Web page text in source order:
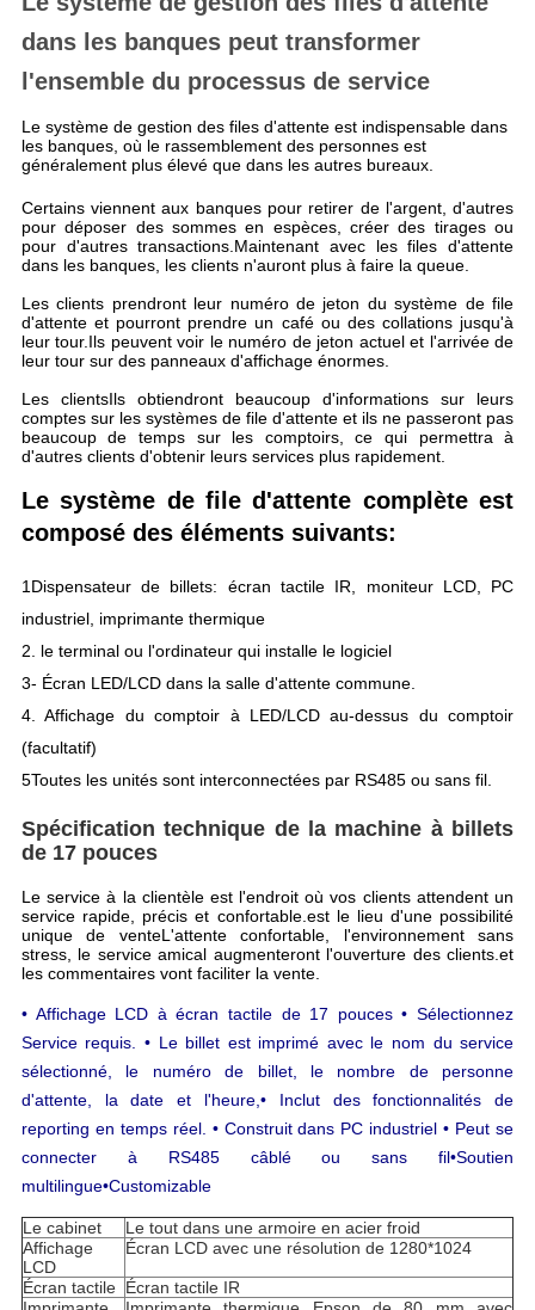
dans les banques peut transformer
l'ensemble du processus de service
Le système de gestion des files d'attente est indispensable dans
les banques, où le rassemblement des personnes est
généralement plus élevé que dans les autres bureaux.
Certains viennent aux banques pour retirer de l'argent, d'autres
pour déposer des sommes en espèces, créer des tirages ou
pour d'autres transactions.Maintenant avec les files d'attente
dans les banques, les clients n'auront plus à faire la queue.
Les clients prendront leur numéro de jeton du système de file
d'attente et pourront prendre un café ou des collations jusqu'à
leur tour.Ils peuvent voir le numéro de jeton actuel et l'arrivée de
leur tour sur des panneaux d'affichage énormes.
Les clientsIls obtiendront beaucoup d'informations sur leurs
comptes sur les systèmes de file d'attente et ils ne passeront pas
beaucoup de temps sur les comptoirs, ce qui permettra à
d'autres clients d'obtenir leurs services plus rapidement.
Le système de file d'attente complète est
composé des éléments suivants:
1Dispensateur de billets: écran tactile IR, moniteur LCD, PC
industriel, imprimante thermique
2. le terminal ou l'ordinateur qui installe le logiciel
3- Écran LED/LCD dans la salle d'attente commune.
4. Affichage du comptoir à LED/LCD au-dessus du comptoir
(facultatif)
5Toutes les unités sont interconnectées par RS485 ou sans fil.
Spécification technique de la machine à billets
de 17 pouces
Le service à la clientèle est l'endroit où vos clients attendent un
service rapide, précis et confortable.est le lieu d'une possibilité
unique de venteL'attente confortable, l'environnement sans
stress, le service amical augmenteront l'ouverture des clients.et
les commentaires vont faciliter la vente.
• Affichage LCD à écran tactile de 17 pouces • Sélectionnez
Service requis. • Le billet est imprimé avec le nom du service
sélectionné, le numéro de billet, le nombre de personne
d'attente, la date et l'heure,• Inclut des fonctionnalités de
reporting en temps réel. • Construit dans PC industriel • Peut se
connecter à RS485 câblé ou sans fil•Soutien
multilingue•Customizable
Le cabinet
Le tout dans une armoire en acier froid
Affichage
LCD
Écran LCD avec une résolution de 1280*1024
Écran tactile Écran tactile IR